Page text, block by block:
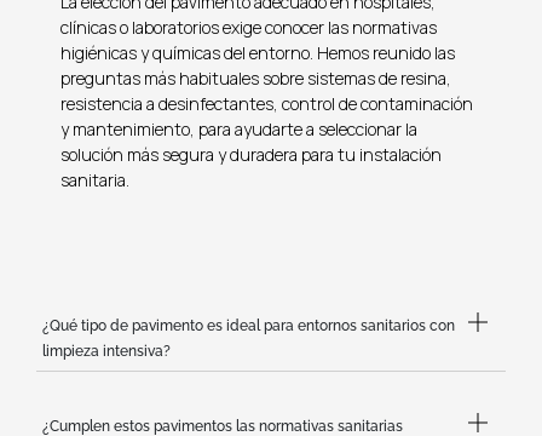
clínicas o laboratorios exige conocer las normativas
higiénicas y químicas del entorno. Hemos reunido las
preguntas más habituales sobre sistemas de resina,
resistencia a desinfectantes, control de contaminación
y mantenimiento, para ayudarte a seleccionar la
solución más segura y duradera para tu instalación
sanitaria.
¿Qué tipo de pavimento es ideal para entornos sanitarios con
limpieza intensiva?
¿Cumplen estos pavimentos las normativas sanitarias